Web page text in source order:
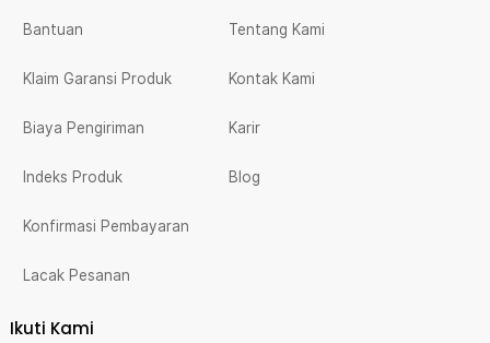
Bantuan
Klaim Garansi Produk
Biaya Pengiriman
Indeks Produk
Konfirmasi Pembayaran
Lacak Pesanan
Tentang Kami
Kontak Kami
Karir
Blog
Ikuti Kami